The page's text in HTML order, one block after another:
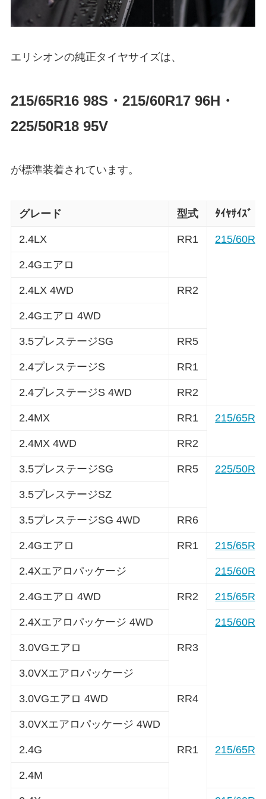
エリシオンの純正タイヤサイズは、
215/65R16 98S・215/60R17 96H・
225/50R18 95V
が標準装着されています。
グレード 型式 ﾀｲﾔｻｲｽﾞ
2.4LX RR1 215/
2.4Gエアロ
2.4LX 4WD RR2
2.4Gエアロ 4WD
3.5プレステージSG RR5
2.4プレステージS RR1
2.4プレステージS 4WD RR2
2.4MX RR1 215/
2.4MX 4WD RR2
3.5プレステージSG RR5 225/
3.5プレステージSZ
3.5プレステージSG 4WD RR6
2.4Gエアロ RR1 215/
2.4Xエアロパッケージ 215/
2.4Gエアロ 4WD RR2 215/
2.4Xエアロパッケージ 4WD 215/
3.0VGエアロ RR3
3.0VXエアロパッケージ
3.0VGエアロ 4WD RR4
3.0VXエアロパッケージ 4WD
2.4G RR1 215/
2.4M